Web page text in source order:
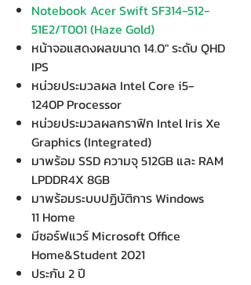
Notebook Acer Swift SF314-512-
51E2/T001 (Haze Gold)
หน้าจอแสดงผลขนาด 14.0" ระดับ QHD
IPS
หน่วยประมวลผล Intel Core i5-
1240P Processor
หน่วยประมวลผลกราฟิก Intel Iris Xe
Graphics (Integrated)
มาพร้อม SSD ความจุ 512GB และ RAM
LPDDR4X 8GB
มาพร้อมระบบปฏิบัติการ Windows
11 Home
มีซอร์ฟแวร์ Microsoft Office
Home&Student 2021
ประกัน 2 ปี